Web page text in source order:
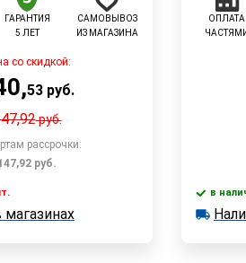
ГАРАНТИЯ
5 ЛЕТ
САМОВЫВОЗ
ИЗ МАГАЗИНА
со скидкой:
,53руб.
руб.
рассрочки:
руб.
заказ
магазинах
ОПЛАТА
ЧАСТЯМИ
в
в